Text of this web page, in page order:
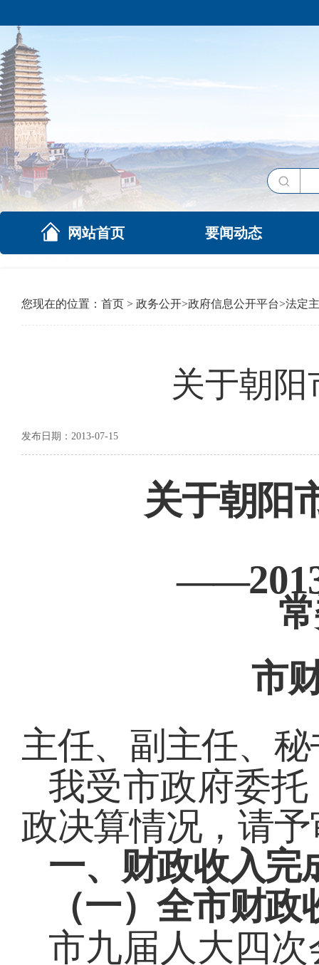
网站首页 要闻动态
您现在的位置： 首页 > 政务公开>政府信息公开平台>法定
关于朝阳
发布日期：2013-07-15
关于朝阳
——
市
主任、副主任、
我受市政府委
政决算情况，请
一、财政收入完
（一）全市财
市九届人大四